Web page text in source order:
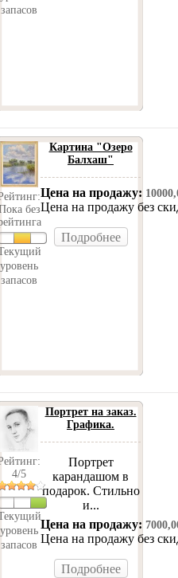
запасов
без
уровень
запасов
Картина "Озеро
Балхаш"
Цена на продажу:
Цена на продажу без
Подробнее
4/5
уровень
запасов
Портрет на заказ.
Графика.
Портрет
карандашом в
подарок. Стильно
и...
Цена на продажу:
Цена на продажу без
Подробнее